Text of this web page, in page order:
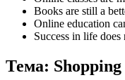
Books are still a
Online education
Success in life
Тема: Shopping